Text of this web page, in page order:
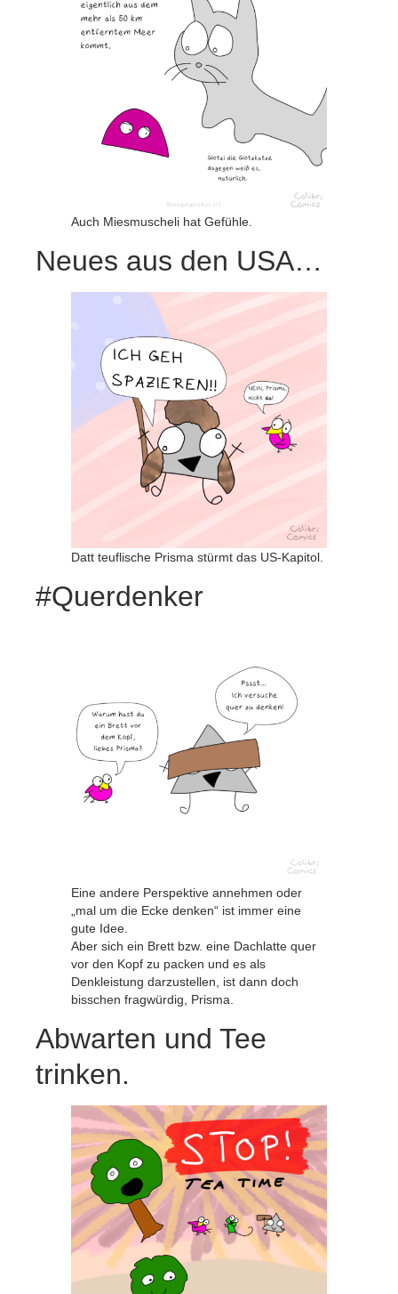
Auch Miesmuscheli hat Gefühle.
Neues aus den USA…
Datt teuflische Prisma stürmt das US-Kapitol.
#Querdenker
Eine andere Perspektive annehmen oder
„mal um die Ecke denken“ ist immer eine
gute Idee.
Aber sich ein Brett bzw. eine Dachlatte quer
vor den Kopf zu packen und es als
Denkleistung darzustellen, ist dann doch
bisschen fragwürdig, Prisma.
Abwarten und Tee
trinken.